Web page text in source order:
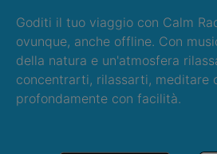
Goditi il tuo viaggio con Calm
ovunque, anche offline. Con
della natura e un'atmosfera
concentrarti, rilassarti, meditare
profondamente con facilità.